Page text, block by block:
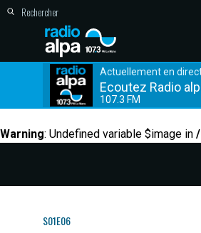
Actuellement en
Ecoutez Radio
107.3 FM
Warning: Undefined variable $image in
S01E06